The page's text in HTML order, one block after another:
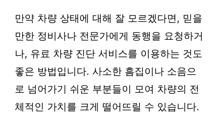
만약 차량 상태에 대해 잘 모르겠다면, 믿을
만한 정비사나 전문가에게 동행을 요청하거
나, 유료 차량 진단 서비스를 이용하는 것도
좋은 방법입니다. 사소한 흠집이나 소음으
로 넘어가기 쉬운 부분들이 모여 차량의 전
체적인 가치를 크게 떨어뜨릴 수 있습니다.